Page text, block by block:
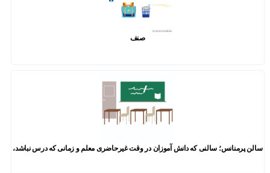
صنف
سالن پرمنانس؛ سالنی که دانش آموزان در وقت غیرحاضری معلم و زمانی که درس نباشد،